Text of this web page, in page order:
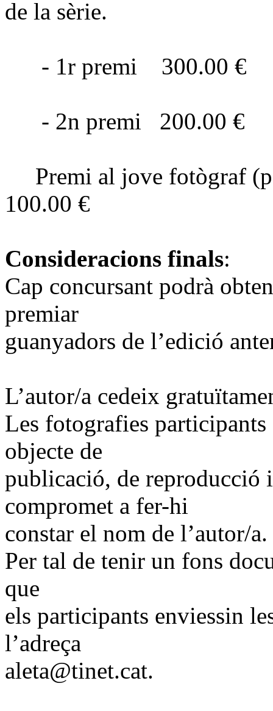
de la sèrie.
- 1r premi 300.00 €
- 2n premi 200.00 €
Premi al jove fotògraf
100.00 €
Consideracions finals:
Cap concursant podrà
premiar
guanyadors de l’edició
L’autor/a cedeix
Les fotografies
objecte de
publicació, de reproducció
compromet a fer-hi
constar el nom de l’autor/a.
Per tal de tenir un fons
que
els participants enviessin
l’adreça
aleta@tinet.cat.